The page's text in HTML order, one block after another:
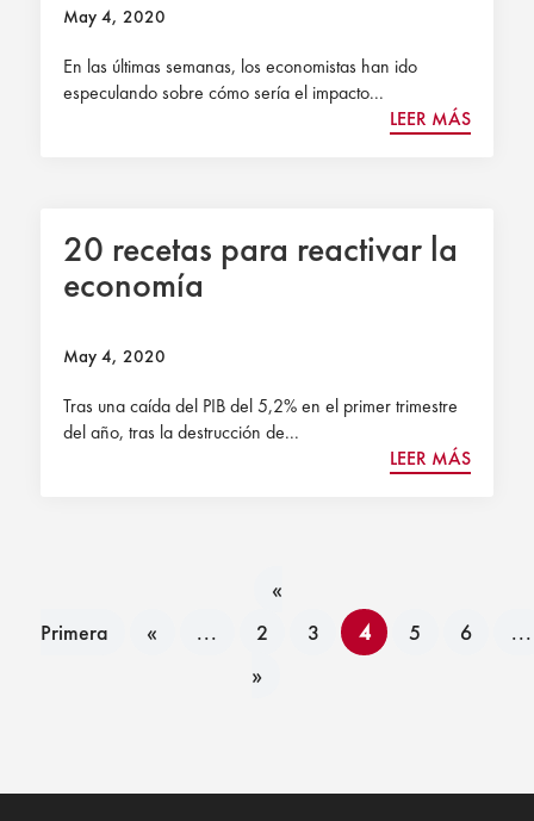
incluso a caídas del PIB del
22%
May 4, 2020
En las últimas semanas, los economistas han ido
especulando sobre cómo sería el impacto...
LEER MÁS
20 recetas para reactivar la
economía
May 4, 2020
Tras una caída del PIB del 5,2% en el primer trimestre
del año, tras la destrucción de...
LEER MÁS
«
Primera
« ... 2 3 4 5 6
...
»